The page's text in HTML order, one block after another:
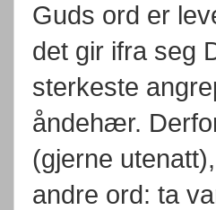
Guds ord er
det gir ifra seg
sterkeste
åndehær.
(gjerne
andre ord: ta